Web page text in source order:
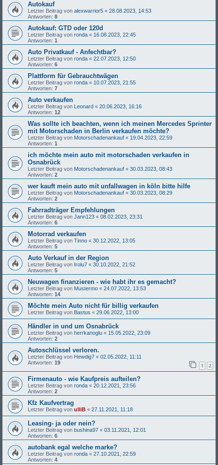
Autokauf
Letzter Beitrag von alexwarrior5 « 28.08.2023, 14:53
Antworten: 8
Autokauf: GTD oder 120d
Letzter Beitrag von ronda « 16.08.2023, 22:45
Antworten: 1
Auto Privatkauf - Anfechtbar?
Letzter Beitrag von ronda « 22.07.2023, 12:50
Antworten: 6
Plattform für Gebrauchtwägen
Letzter Beitrag von ronda « 10.07.2023, 21:55
Antworten: 7
Auto verkaufen
Letzter Beitrag von Leonard « 20.06.2023, 16:16
Antworten: 12
Was sollte ich beachten, wenn ich meinen Mercedes Sprinter
mit Motorschaden in Berlin verkaufen möchte?
Letzter Beitrag von Motorschadenankauf « 19.04.2023, 22:59
Antworten: 1
ich möchte mein auto mit motorschaden verkaufen in
Osnabrück
Letzter Beitrag von Motorschadenankauf « 30.03.2023, 08:43
Antworten: 2
wer kauft mein auto mit unfallwagen in köln bitte hilfe
Letzter Beitrag von Motorschadenankauf « 30.03.2023, 08:29
Antworten: 2
Fahrradträger Empfehlungen
Letzter Beitrag von Jann123 « 08.02.2023, 23:31
Antworten: 6
Motorrad verkaufen
Letzter Beitrag von Tinno « 30.12.2022, 13:05
Antworten: 5
Auto Verkauf in der Region
Letzter Beitrag von Irolu7 « 30.10.2022, 21:52
Antworten: 5
Neuwagen finanzieren - wie habt ihr es gemacht?
Letzter Beitrag von Mustermo « 24.07.2022, 13:53
Antworten: 14
Möchte mein Auto nicht für billig verkaufen
Letzter Beitrag von Bastus « 29.06.2022, 13:00
Händler in und um Osnabrück
Letzter Beitrag von herrkanoglu « 15.05.2022, 23:09
Antworten: 2
Autoschlüssel verloren.
Letzter Beitrag von Hewdig7 « 02.05.2022, 11:11
Antworten: 19 1 2
Firmenauto - wie Kaufpreis aufteilen?
Letzter Beitrag von ronda « 20.12.2021, 23:56
Antworten: 2
Kfz Kaufvertrag
Letzter Beitrag von ulliB « 27.11.2021, 11:18
Leasing- ja oder nein?
Letzter Beitrag von bushina97 « 03.11.2021, 12:01
Antworten: 6
autobank egal welche marke?
Letzter Beitrag von ronda « 27.10.2021, 22:59
Antworten: 4